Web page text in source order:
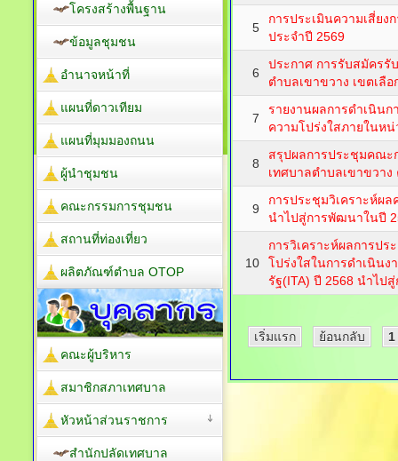
5
การประเมินความเสี่ย
ประจำปี 2569
6
ประกาศ การรับสมัครรั
ตำบลเขาขวาง เขตเลื
7
รายงานผลการดำเนิน
ความโปร่งใสภายในห
8
สรุปผลการประชุมคณะ
เทศบาลตำบลเขาขวาง
9
การประชุมวิเคราะห์ผ
นำไปสู่การพัฒนาในปี
10
การวิเคราะห์ผลการป
โปร่งใสในการดำเนิน
รัฐ(ITA) ปี 2568 นำไป
เริ่มแรก ย้อนกลับ 1
โครงสร้างพื้นฐาน
ข้อมูลชุมชน
อำนาจหน้าที่
แผนที่ดาวเทียม
แผนที่มุมมองถนน
ผู้นำชุมชน
คณะกรรมการชุมชน
สถานที่ท่องเที่ยว
ผลิตภัณฑ์ตำบล OTOP
คณะผู้บริหาร
สมาชิกสภาเทศบาล
หัวหน้าส่วนราชการ
สำนักปลัดเทศบาล